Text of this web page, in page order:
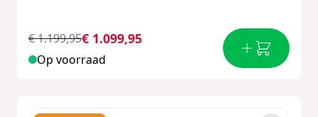
€ 1.099,95
€ 1.199,95
Op voorraad